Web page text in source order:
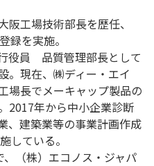
工場技術部長を歴任、
録を実施。
役員 品質管理部長として
。現在、㈱ディー・エイ
場長でメーキャップ製品の
2017年から中小企業診断
、建築業等の事業計画作成
している。
（株）エコノス・ジャパ